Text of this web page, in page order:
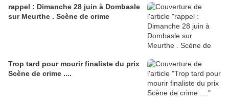
rappel : Dimanche 28 juin à Dombasle
sur Meurthe . Scène de crime
Trop tard pour mourir finaliste du prix
Scène de crime ....